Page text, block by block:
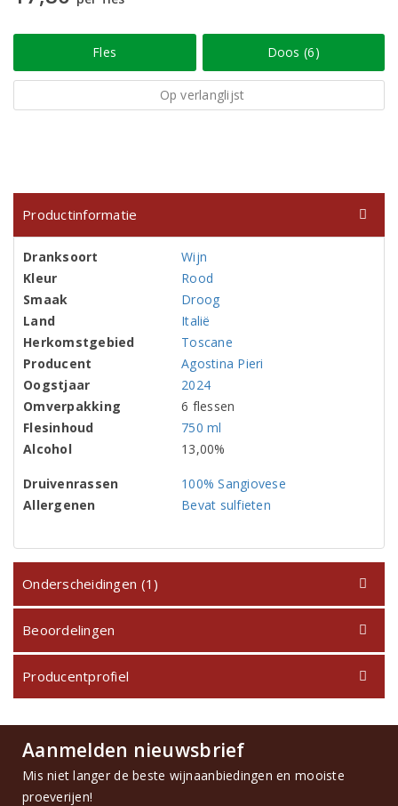
Fles Doos (6)
Op verlanglijst
Productinformatie
Dranksoort
Wijn
Kleur
Rood
Smaak
Droog
Land
Italië
Herkomstgebied
Toscane
Producent
Agostina Pieri
Oogstjaar
2024
Omverpakking
6 flessen
Flesinhoud
750 ml
Alcohol
13,00%
Druivenrassen
100% Sangiovese
Allergenen
Bevat sulfieten
Onderscheidingen (1)
Beoordelingen
Producentprofiel
Aanmelden nieuwsbrief
Mis niet langer de beste wijnaanbiedingen en mooiste
proeverijen!